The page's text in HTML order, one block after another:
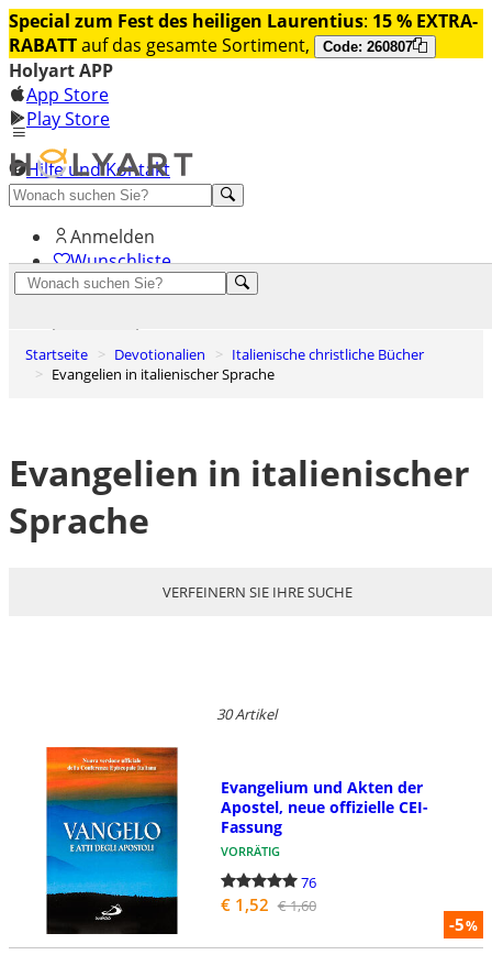
Special zum Fest des heiligen Laurentius: 15 % EXTRA-
RABATTauf das gesamte Sortiment, Code: 260807
Holyart APP
App Store
Play Store
Hilfe und Kontakt
Entdecken Sie Premium
Anmelden
Wunschliste
Startseite Devotionalien
Italienische christliche Bücher
Evangelien in italienischer Sprache
Evangelien in italienischer
Sprache
VERFEINERN SIE IHRE SUCHE
30 Artikel
-5%
Evangelium und Akten der
Apostel, neue offizielle CEI-
Fassung
VORRÄTIG
76
€ 1,52 € 1,60